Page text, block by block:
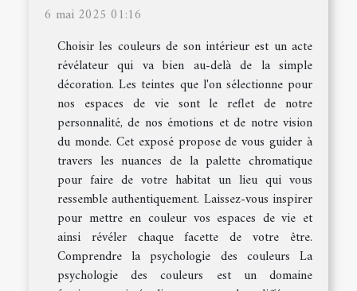
6 mai 2025 01:16
Choisir les couleurs de son intérieur est un acte
révélateur qui va bien au-delà de la simple
décoration. Les teintes que l'on sélectionne pour
nos espaces de vie sont le reflet de notre
personnalité, de nos émotions et de notre vision
du monde. Cet exposé propose de vous guider à
travers les nuances de la palette chromatique
pour faire de votre habitat un lieu qui vous
ressemble authentiquement. Laissez-vous inspirer
pour mettre en couleur vos espaces de vie et
ainsi révéler chaque facette de votre être.
Comprendre la psychologie des couleurs La
psychologie des couleurs est un domaine